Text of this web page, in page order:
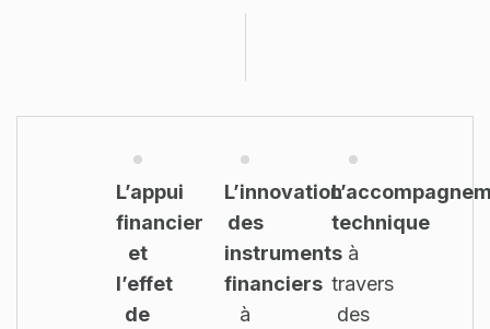
L’appui
financier
et
l’effet
de
L’innovation
des
instruments
financiers
à
technique
à
travers
des